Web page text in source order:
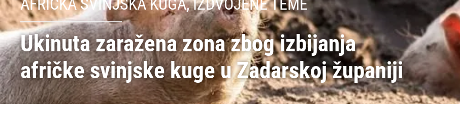
AFRIČKA SVINJSKA KUGA,IZDVOJENE TEME
Ukinuta zaražena zona zbog izbijanja
afričke svinjske kuge u Zadarskoj županiji